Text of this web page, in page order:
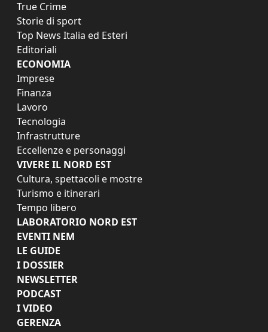
True Crime
Storie di sport
Top News Italia ed Esteri
Editoriali
ECONOMIA
Imprese
Finanza
Lavoro
Tecnologia
Infrastrutture
Eccellenze e personaggi
VIVERE IL NORD EST
Cultura, spettacoli e mostre
Turismo e itinerari
Tempo libero
LABORATORIO NORD EST
EVENTI NEM
LE GUIDE
I DOSSIER
NEWSLETTER
PODCAST
I VIDEO
GERENZA